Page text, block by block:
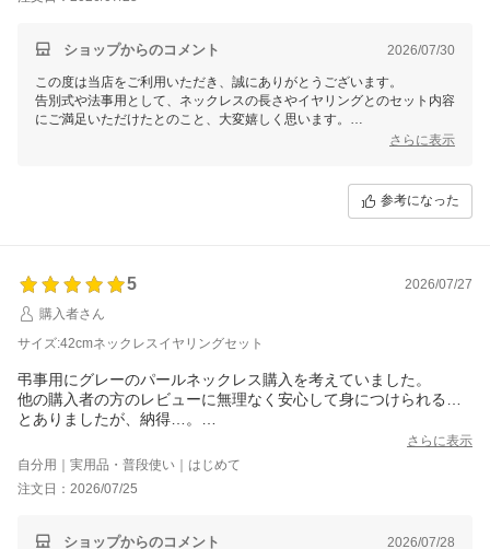
ショップからのコメント 2026/07/30
この度は当店をご利用いただき、誠にありがとうございます。
告別式や法事用として、ネックレスの長さやイヤリングとのセット内容
にご満足いただけたとのこと、大変嬉しく思います。
イヤリング金具についての率直なご感想もありがとうございます。今後
さらに表示
参考になった
5
2026/07/27
購入者さん
サイズ:42cmネックレスイヤリングセット
弔事用にグレーのパールネックレス購入を考えていました。
他の購入者の方のレビューに無理なく安心して身につけられる…
とありましたが、納得…。
注文してから届くであっという間でした。
とても素敵なネックレスをありがとうございます。
また機会があれば利用させていただきます。
さらに表示
自分用｜実用品・普段使い｜はじめて
注文日：2026/07/25
ショップからのコメント 2026/07/28